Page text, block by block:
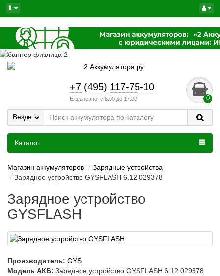
+7 (495) 117-75-10
Ежедневно, с 8:00 до 17:00 0
Везде
Каталог
Магазин аккумуляторов
Зарядные устройства
Зарядное устройство GYSFLASH 6.12 029378
Зарядное устройство
GYSFLASH
Производитель: GYS
Модель АКБ: Зарядное устройство GYSFLASH 6.12 029378